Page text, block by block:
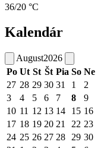
36/20 °C
Kalendár
August2026
Po Ut St Št Pia So Ne
27 28 29 30 31 1
2
3
4 5 6 7 8
9
10 11 12 13 14 15 16
17 18 19 20 21 22 23
24 25 26 27 28 29 30